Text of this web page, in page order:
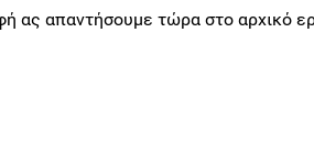
ας απαντήσουμε τώρα στο αρχικό